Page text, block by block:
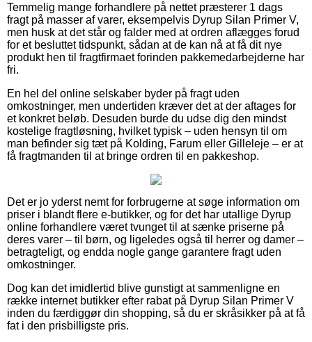
Temmelig mange forhandlere på nettet præsterer 1 dags
fragt på masser af varer, eksempelvis Dyrup Silan Primer V,
men husk at det står og falder med at ordren aflægges forud
for et besluttet tidspunkt, sådan at de kan nå at få dit nye
produkt hen til fragtfirmaet forinden pakkemedarbejderne har
fri.
En hel del online selskaber byder på fragt uden
omkostninger, men undertiden kræver det at der aftages for
et konkret beløb. Desuden burde du udse dig den mindst
kostelige fragtløsning, hvilket typisk – uden hensyn til om
man befinder sig tæt på Kolding, Farum eller Gilleleje – er at
få fragtmanden til at bringe ordren til en pakkeshop.
Det er jo yderst nemt for forbrugerne at søge information om
priser i blandt flere e-butikker, og for det har utallige Dyrup
online forhandlere været tvunget til at sænke priserne på
deres varer – til børn, og ligeledes også til herrer og damer –
betragteligt, og endda nogle gange garantere fragt uden
omkostninger.
Dog kan det imidlertid blive gunstigt at sammenligne en
række internet butikker efter rabat på Dyrup Silan Primer V
inden du færdiggør din shopping, så du er skråsikker på at få
fat i den prisbilligste pris.